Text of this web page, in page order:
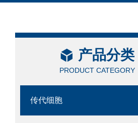
产品分类
PRODUCT CATEGORY
传代细胞